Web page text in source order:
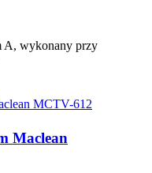
A, wykonany przy
Maclean